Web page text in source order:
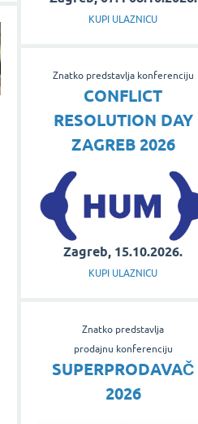
KUPI ULAZNICU
Znatko predstavlja konferenciju
CONFLICT
RESOLUTION DAY
ZAGREB 2026
Zagreb, 15.10.2026.
KUPI ULAZNICU
Znatko predstavlja
prodajnu konferenciju
SUPERPRODAVAČ
2026